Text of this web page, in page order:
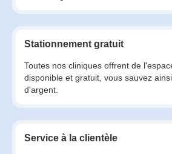
Stationnement gratuit
Toutes nos cliniques offrent de
disponible et gratuit, vous sauvez
d'argent.
Service à la clientèle